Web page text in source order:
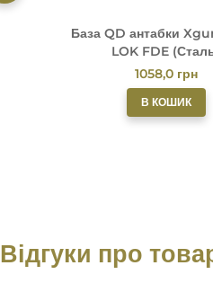
База QD антабки
LOK FDE
1058,0 грн
В КОШИК
Відгуки про